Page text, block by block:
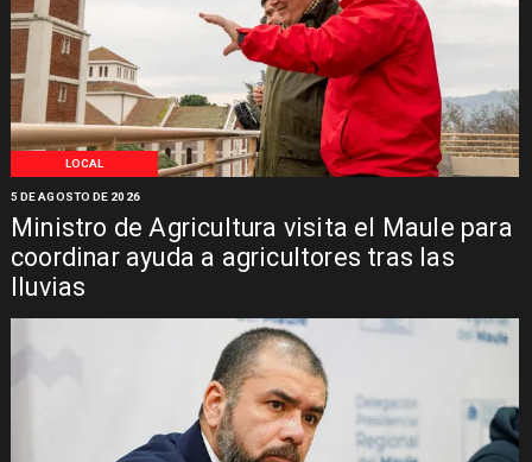
LOCAL
Ministro de Agricultura visita el Maule para
coordinar ayuda a agricultores tras las
lluvias
5 DE AGOSTO DE 2026